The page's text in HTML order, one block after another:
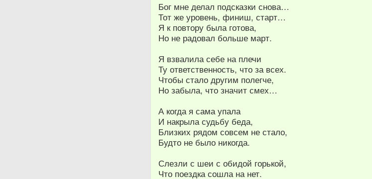
Бог мне делал подсказки снова…
Тот же уровень, финиш, старт…
Я к повтору была готова,
Но не радовал больше март.
Я взвалила себе на плечи
Ту ответственность, что за всех.
Чтобы стало другим полегче,
Но забыла, что значит смех…
А когда я сама упала
И накрыла судьбу беда,
Близких рядом совсем не стало,
Будто не было никогда.
Слезли с шеи с обидой горькой,
Что поездка сошла на нет.